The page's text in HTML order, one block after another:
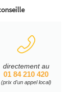
directement au
01 84 210 420
(prix d'un appel local)